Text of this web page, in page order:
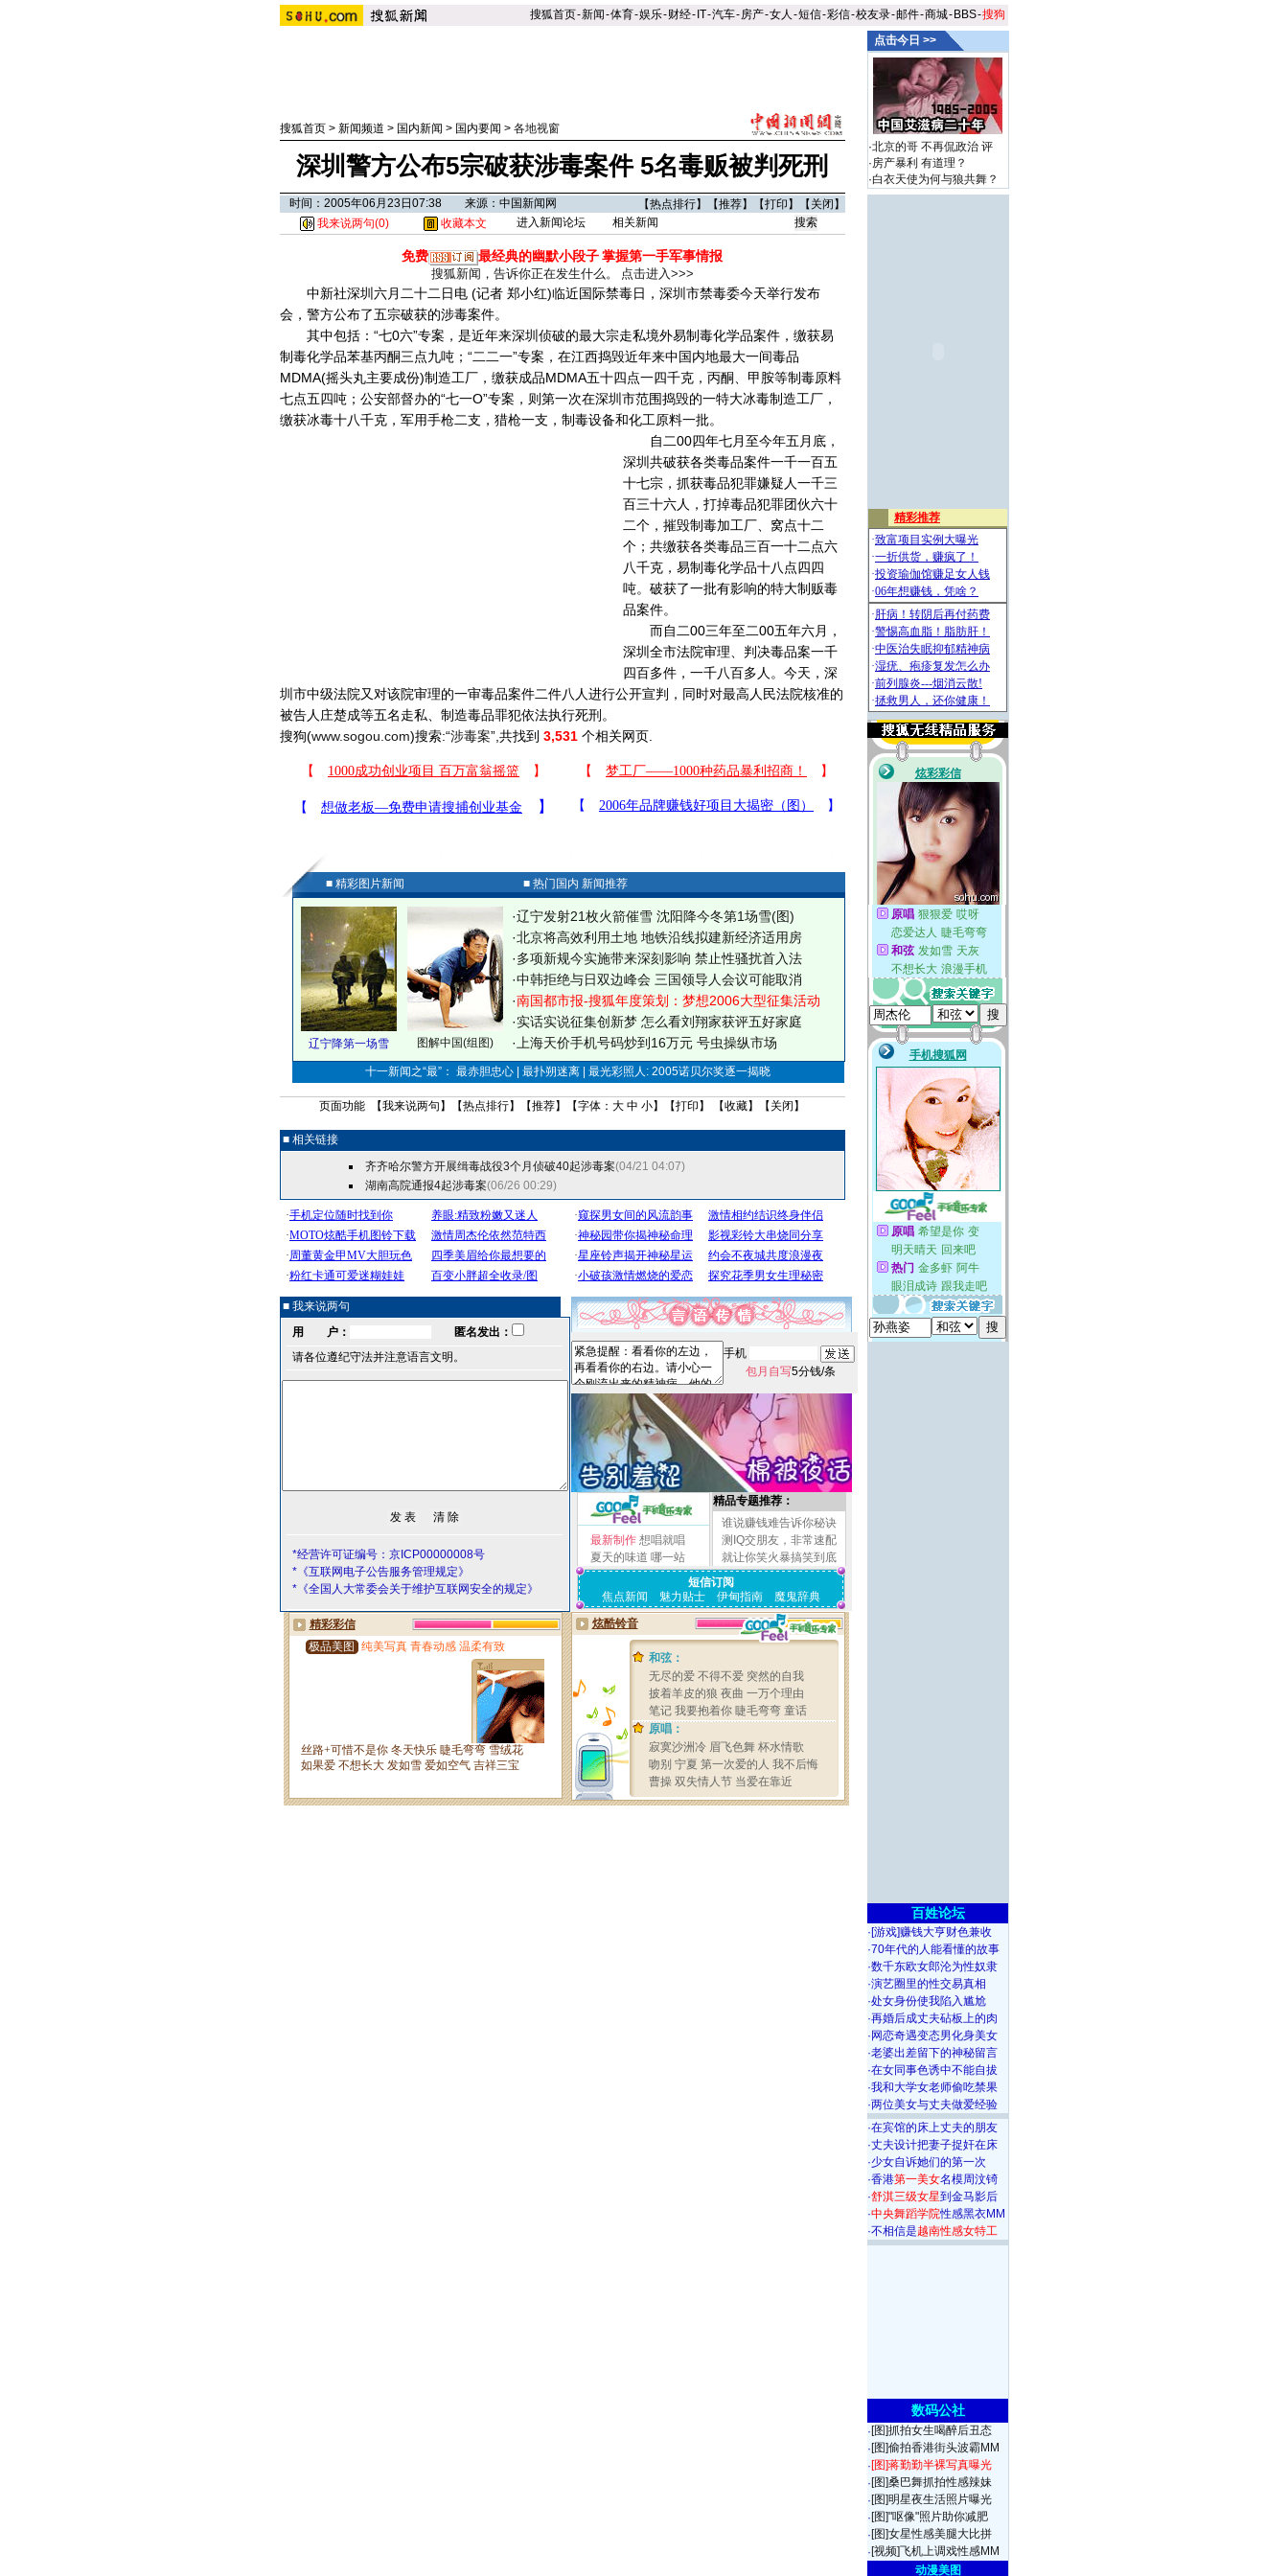
搜狐首页-新闻-体育-娱乐-财经- IT-汽车-房产-女人 -短信-彩信-校友录-邮件-商城- BBS-搜狗
搜狐首页> 新闻频道 > 国内新闻 > 国内要闻 > 各地视窗
深圳警方公布5宗破获涉毒案件 5名毒贩被判死刑
时间：2005年06月23日07:38 来源：中国新闻网 【热点排行】【推荐】【打印 】【 关闭 】
我来说两句(0) 收藏本文 进入新闻论坛 相关新闻
免费 最经典的幽默小段子掌握第一手军事情报
搜狐新闻，告诉你正在发生什么。 点击进入>>>
中新社深圳六月二十二日电 (记者 郑小红)临近国际禁毒日，深圳市禁毒委今天举行发布
会，警方公布了五宗破获的涉毒案件。
其中包括：“七0六”专案，是近年来深圳侦破的最大宗走私境外易制毒化学品案件，缴获易
制毒化学品苯基丙酮三点九吨；“二二一”专案，在江西捣毁近年来中国内地最大一间毒品
MDMA(摇头丸主要成份)制造工厂，缴获成品MDMA五十四点一四千克，丙酮、甲胺等制毒原料
七点五四吨；公安部督办的“七一O”专案，则第一次在深圳市范围捣毁的一特大冰毒制造工厂，
缴获冰毒十八千克，军用手枪二支，猎枪一支，制毒设备和化工原料一批。
自二00四年七月至今年五月底，
深圳共破获各类毒品案件一千一百五
十七宗，抓获毒品犯罪嫌疑人一千三
百三十六人，打掉毒品犯罪团伙六十
二个，摧毁制毒加工厂、窝点十二
个；共缴获各类毒品三百一十二点六
八千克，易制毒化学品十八点四四
吨。破获了一批有影响的特大制贩毒
品案件。
而自二00三年至二00五年六月，
深圳全市法院审理、判决毒品案一千
四百多件，一千八百多人。今天，深
圳市中级法院又对该院审理的一审毒品案件二件八人进行公开宣判，同时对最高人民法院核准的
被告人庄楚成等五名走私、制造毒品罪犯依法执行死刑。
搜狗(www.sogou.com)搜索:“涉毒案”,共找到 3,531 个相关网页.
■ 精彩图片新闻 ■ 热门国内 新闻推荐
辽宁降第一场雪 图解中国(组图)
·辽宁发射21枚火箭催雪 沈阳降今冬第1场雪(图)
·北京将高效利用土地 地铁沿线拟建新经济适用房
·多项新规今实施带来深刻影响 禁止性骚扰首入法
·中韩拒绝与日双边峰会 三国领导人会议可能取消
·南国都市报-搜狐年度策划：梦想2006大型征集活动
·实话实说征集创新梦 怎么看刘翔家获评五好家庭
· 上海天价手机号码炒到16万元 号虫操纵市场
十一新闻之“最”： 最赤胆忠心 | 最扑朔迷离 | 最光彩照人: 2005诺贝尔奖逐一揭晓
页面功能 【我来说两句 】【热点排行】【推荐】【字体： 大 中 小】【打印 】 【收藏】【 关闭 】
■ 相关链接
齐齐哈尔警方开展缉毒战役3个月侦破40起涉毒案(04/21 04:07)
湖南高院通报4起涉毒案(06/26 00:29)
■ 我来说两句
用 户：
匿名发出：
请各位遵纪守法并注意语言文明。
*经营许可证编号：京ICP00000008号
*《互联网电子公告服务管理规定》
*《全国人大常委会关于维护互联网安全的规定》
手机
包月自写5分钱/条
最新制作 想唱就唱
夏天的味道 哪一站
精品专题推荐：
谁说赚钱难告诉你秘诀
测IQ交朋友，非常速配
就让你笑火暴搞笑到底
短信订阅
焦点新闻
魅力贴士 伊甸指南 魔鬼辞典
点击今日 >>
·北京的哥 不再侃政治 评
·房产暴利 有道理？
·白衣天使为何与狼共舞？
百姓论坛
· [游戏]赚钱大亨财色兼收
·70年代的人能看懂的故事
·数千东欧女郎沦为性奴隶
·演艺圈里的性交易真相
·处女身份使我陷入尴尬
·再婚后成丈夫砧板上的肉
· 网恋奇遇变态男化身美女
·老婆出差留下的神秘留言
·在女同事色诱中不能自拔
·我和大学女老师偷吃禁果
·两位美女与丈夫做爱经验
·在宾馆的床上丈夫的朋友
·丈夫设计把妻子捉奸在床
·少女自诉她们的第一次
·香港第一美女名模周汶锜
·舒淇三级女星到金马影后
·中央舞蹈学院性感黑衣MM
·不相信是越南性感女特工
数码公社
· [图]抓拍女生喝醉后丑态
· [图]偷拍香港街头波霸MM
·[图]蒋勤勤半裸写真曝光
· [图]桑巴舞抓拍性感辣妹
· [图]明星夜生活照片曝光
· [图]"呕像"照片助你减肥
· [图]女星性感美腿大比拼
· [视频]飞机上调戏性感MM
动漫美图